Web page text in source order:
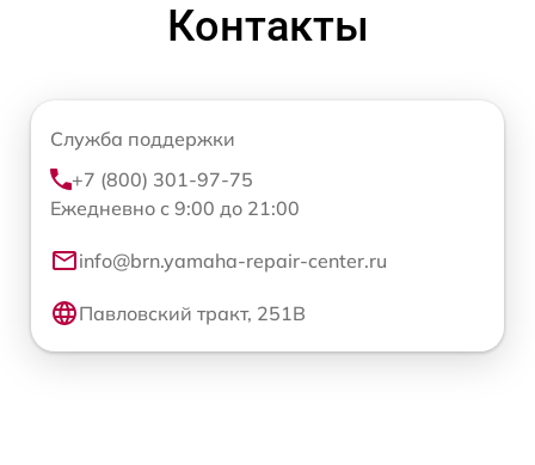
Контакты
Служба поддержки
+7 (800) 301-97-75
Ежедневно с 9:00 до 21:00
info@brn.yamaha-repair-center.ru
Павловский тракт, 251В